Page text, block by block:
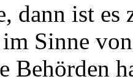
dann ist
Sinne
Behörden